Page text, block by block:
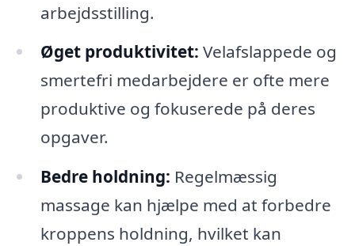
arbejdsstilling.
Øget produktivitet: Velafslappede og
smertefri medarbejdere er ofte mere
produktive og fokuserede på deres
opgaver.
Bedre holdning: Regelmæssig
massage kan hjælpe med at forbedre
kroppens holdning, hvilket kan